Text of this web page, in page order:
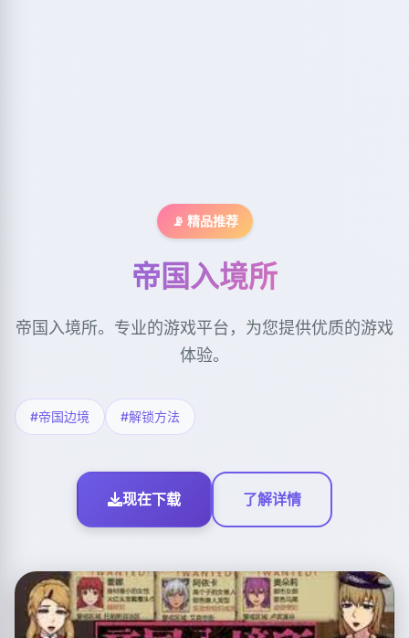
📡 精品推荐
帝国入境所
帝国入境所。专业的游戏平台，为您提供优质的游戏
体验。
#帝国边境 #解锁方法
现在下载 了解详情